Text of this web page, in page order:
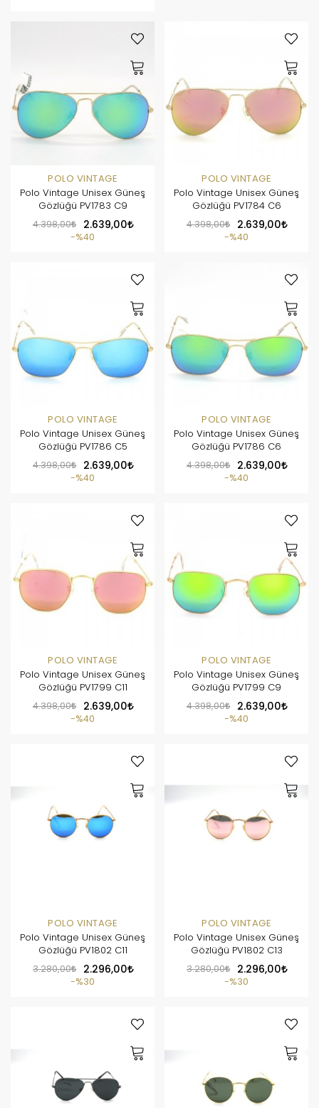
POLO VINTAGE
Polo Vintage Unisex Güneş
Gözlüğü PV1783 C9
4.398,00
2.639,00
%40
POLO VINTAGE
Polo Vintage Unisex Güneş
Gözlüğü PV1784 C6
4.398,00
2.639,00
%40
POLO VINTAGE
Polo Vintage Unisex Güneş
Gözlüğü PV1786 C5
4.398,00
2.639,00
%40
POLO VINTAGE
Polo Vintage Unisex Güneş
Gözlüğü PV1786 C6
4.398,00
2.639,00
%40
POLO VINTAGE
Polo Vintage Unisex Güneş
Gözlüğü PV1799 C11
4.398,00
2.639,00
%40
POLO VINTAGE
Polo Vintage Unisex Güneş
Gözlüğü PV1799 C9
4.398,00
2.639,00
%40
POLO VINTAGE
Polo Vintage Unisex Güneş
Gözlüğü PV1802 C11
3.280,00
2.296,00
%30
POLO VINTAGE
Polo Vintage Unisex Güneş
Gözlüğü PV1802 C13
3.280,00
2.296,00
%30